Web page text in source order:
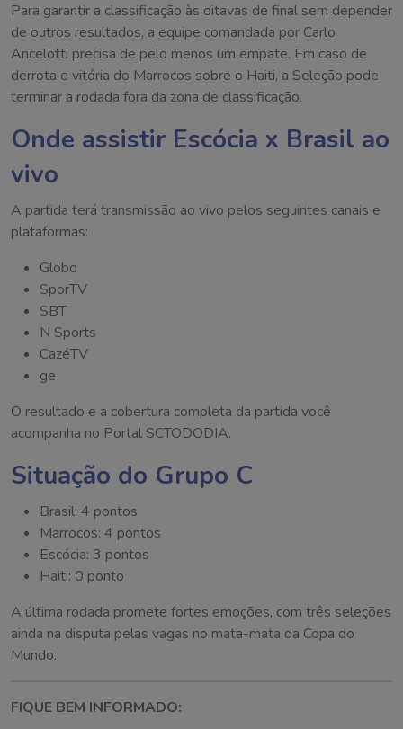
Para garantir a classificação às oitavas de final sem depender
de outros resultados, a equipe comandada por Carlo
Ancelotti precisa de pelo menos um empate. Em caso de
derrota e vitória do Marrocos sobre o Haiti, a Seleção pode
terminar a rodada fora da zona de classificação.
Onde assistir Escócia x Brasil ao
vivo
A partida terá transmissão ao vivo pelos seguintes canais e
plataformas:
Globo
SporTV
SBT
N Sports
CazéTV
ge
O resultado e a cobertura completa da partida você
acompanha no Portal SCTODODIA.
Situação do Grupo C
Brasil: 4 pontos
Marrocos: 4 pontos
Escócia: 3 pontos
Haiti: 0 ponto
A última rodada promete fortes emoções, com três seleções
ainda na disputa pelas vagas no mata-mata da Copa do
Mundo.
FIQUE BEM INFORMADO: